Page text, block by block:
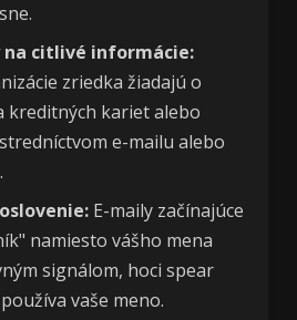
na citlivé informácie:
zriedka žiadajú o
kreditných kariet alebo
e-mailu alebo
E-maily začínajúce
namiesto vášho mena
signálom, hoci spear
vaše meno.